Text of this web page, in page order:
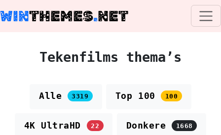
WINTHEMES.NET
Tekenfilms thema’s
Alle 3319 Top 100 100
4K UltraHD 22 Donkere 1668